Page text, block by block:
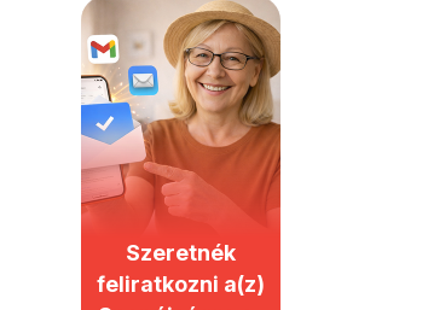
Szeretnék
feliratkozni a(z)